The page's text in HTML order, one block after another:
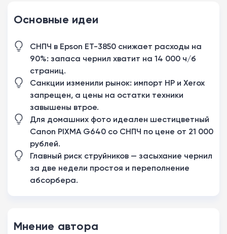
Основные идеи
СНПЧ в Epson ET-3850 снижает расходы на
90%: запаса чернил хватит на 14 000 ч/б
страниц.
Санкции изменили рынок: импорт HP и Xerox
запрещен, а цены на остатки техники
завышены втрое.
Для домашних фото идеален шестицветный
Canon PIXMA G640 со СНПЧ по цене от 21 000
рублей.
Главный риск струйников — засыхание чернил
за две недели простоя и переполнение
абсорбера.
Мнение автора